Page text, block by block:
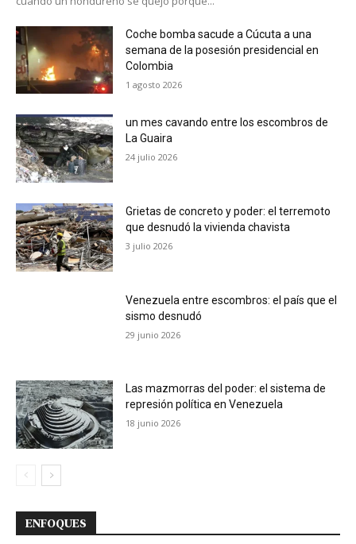
Coche bomba sacude a Cúcuta a una
semana de la posesión presidencial en
Colombia
1 agosto 2026
un mes cavando entre los escombros de
La Guaira
24 julio 2026
Grietas de concreto y poder: el terremoto
que desnudó la vivienda chavista
3 julio 2026
Venezuela entre escombros: el país que el
sismo desnudó
29 junio 2026
Las mazmorras del poder: el sistema de
represión política en Venezuela
18 junio 2026
ENFOQUES